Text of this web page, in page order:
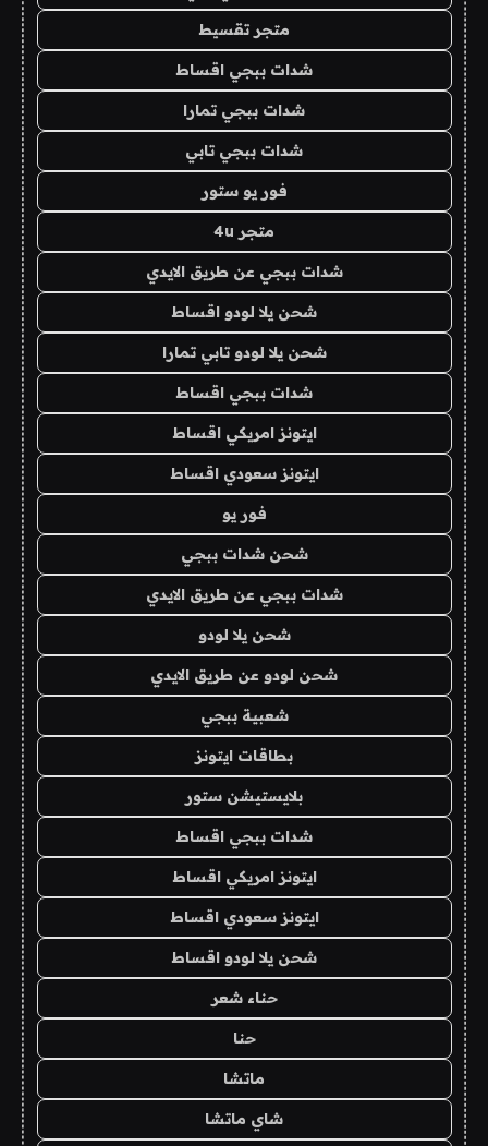
متجر تقسيط
شدات ببجي اقساط
شدات ببجي تمارا
شدات ببجي تابي
فور يو ستور
متجر 4u
شدات ببجي عن طريق الايدي
شحن يلا لودو اقساط
شحن يلا لودو تابي تمارا
شدات ببجي اقساط
ايتونز امريكي اقساط
ايتونز سعودي اقساط
فور يو
شحن شدات ببجي
شدات ببجي عن طريق الايدي
شحن يلا لودو
شحن لودو عن طريق الايدي
شعبية ببجي
بطاقات ايتونز
بلايستيشن ستور
شدات ببجي اقساط
ايتونز امريكي اقساط
ايتونز سعودي اقساط
شحن يلا لودو اقساط
حناء شعر
حنا
ماتشا
شاي ماتشا